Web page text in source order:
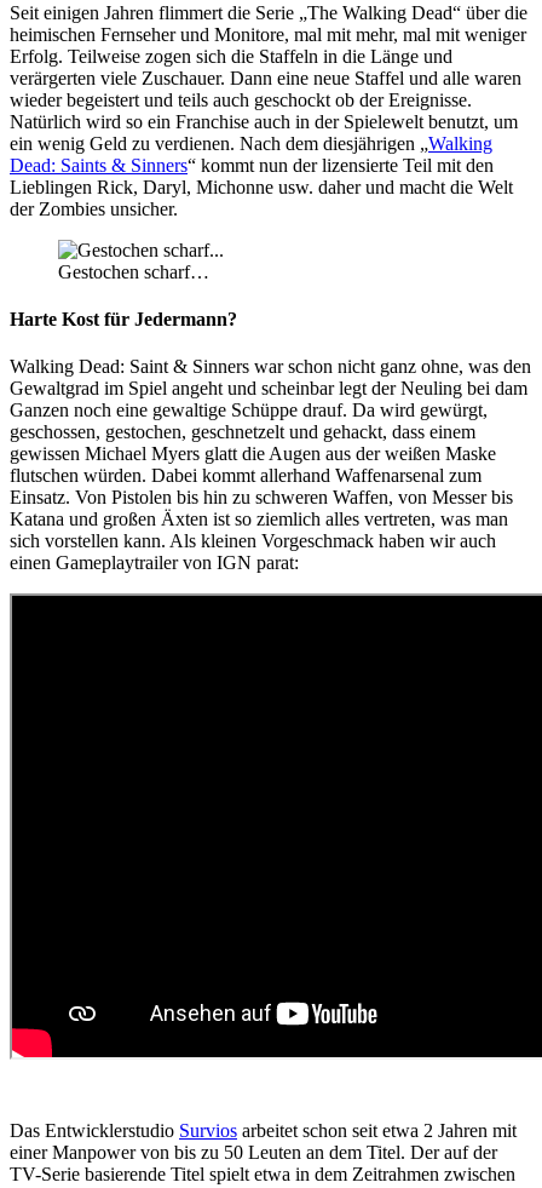
Seit einigen Jahren flimmert die Serie „The Walking Dead“ über die
heimischen Fernseher und Monitore, mal mit mehr, mal mit weniger
Erfolg. Teilweise zogen sich die Staffeln in die Länge und
verärgerten viele Zuschauer. Dann eine neue Staffel und alle waren
wieder begeistert und teils auch geschockt ob der Ereignisse.
Natürlich wird so ein Franchise auch in der Spielewelt benutzt, um
ein wenig Geld zu verdienen. Nach dem diesjährigen „Walking
Dead: Saints & Sinners“ kommt nun der lizensierte Teil mit den
Lieblingen Rick, Daryl, Michonne usw. daher und macht die Welt
der Zombies unsicher.
Gestochen scharf…
Harte Kost für Jedermann?
Walking Dead: Saint & Sinners war schon nicht ganz ohne, was den
Gewaltgrad im Spiel angeht und scheinbar legt der Neuling bei dam
Ganzen noch eine gewaltige Schüppe drauf. Da wird gewürgt,
geschossen, gestochen, geschnetzelt und gehackt, dass einem
gewissen Michael Myers glatt die Augen aus der weißen Maske
flutschen würden. Dabei kommt allerhand Waffenarsenal zum
Einsatz. Von Pistolen bis hin zu schweren Waffen, von Messer bis
Katana und großen Äxten ist so ziemlich alles vertreten, was man
sich vorstellen kann. Als kleinen Vorgeschmack haben wir auch
einen Gameplaytrailer von IGN parat:
Das Entwicklerstudio Survios arbeitet schon seit etwa 2 Jahren mit
einer Manpower von bis zu 50 Leuten an dem Titel. Der auf der
TV-Serie basierende Titel spielt etwa in dem Zeitrahmen zwischen